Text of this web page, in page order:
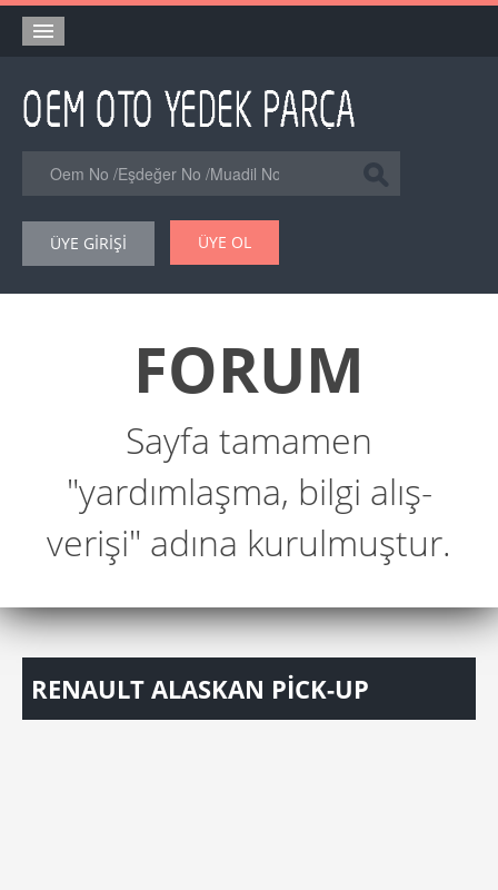
Orjinal Yedek Parça
Eşdeğer Muadil Yedek Parça
Şase Numarası VIN Yedekparça Sorgulama
Hakkımızda
ÜYE GİRİŞİ ÜYE OL
FORUM
Sayfa tamamen
"yardımlaşma, bilgi alış-
verişi" adına kurulmuştur.
RENAULT ALASKAN PİCK-UP